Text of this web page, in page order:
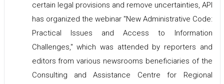
certain legal provisions and remove uncertainties, API
has organized the webinar "New Administrative Code:
Practical Issues and Access to Information
Challenges," which was attended by reporters and
editors from various newsrooms beneficiaries of the
Consulting and Assistance Centre for Regional